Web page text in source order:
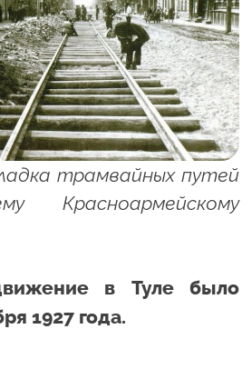
трамвайных путей
Красноармейскому
в Туле было
1927 года.